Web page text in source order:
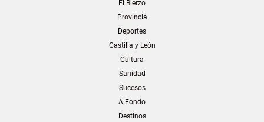
El Bierzo
Provincia
Deportes
Castilla y León
Cultura
Sanidad
Sucesos
A Fondo
Destinos